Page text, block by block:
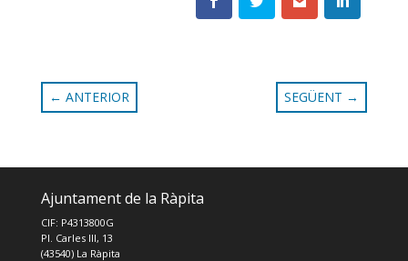
← ANTERIOR SEGÜENT →
Ajuntament de la Ràpita
CIF: P4313800G
Pl. Carles III, 13
(43540) La Ràpita